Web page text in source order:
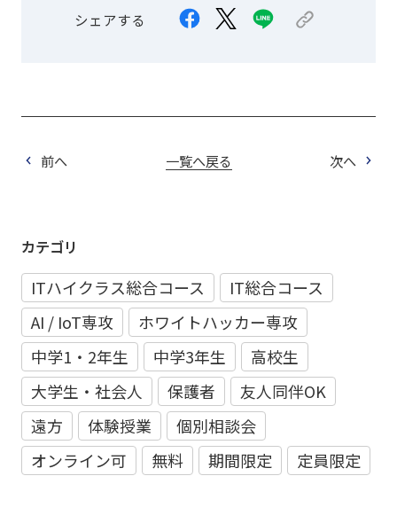
シェアする
前へ 一覧へ戻る 次へ
カテゴリ
ITハイクラス総合コース
IT総合コース
AI / IoT専攻
ホワイトハッカー専攻
中学1・2年生
中学3年生
高校生
大学生・社会人
保護者
友人同伴OK
遠方
体験授業
個別相談会
オンライン可
無料 期間限定 定員限定